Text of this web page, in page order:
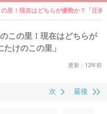
里！現在はどちらが優勢か？「圧倒
この里！現在はどちらが
けのこの里」
更新：12年前
最後
次